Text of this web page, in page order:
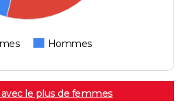
Hommes
avec le plus de femmes